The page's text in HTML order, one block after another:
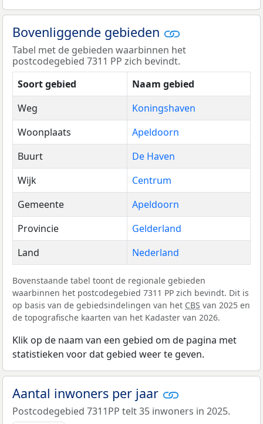
Bovenliggende gebieden
Tabel met de gebieden waarbinnen het
postcodegebied 7311 PP zich bevindt.
Soort gebied
Naam gebied
Weg
Koningshaven
Woonplaats
Apeldoorn
Buurt
De Haven
Wijk
Centrum
Gemeente
Apeldoorn
Provincie
Gelderland
Land
Nederland
Bovenstaande tabel toont de regionale gebieden
waarbinnen het postcodegebied 7311 PP zich bevindt. Dit is
op basis van de gebiedsindelingen van het CBS van 2025 en
de topografische kaarten van het Kadaster van 2026.
Klik op de naam van een gebied om de pagina met
statistieken voor dat gebied weer te geven.
Aantal inwoners per jaar
Postcodegebied 7311PP telt 35 inwoners in 2025.